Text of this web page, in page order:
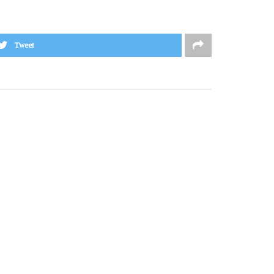
Tweet